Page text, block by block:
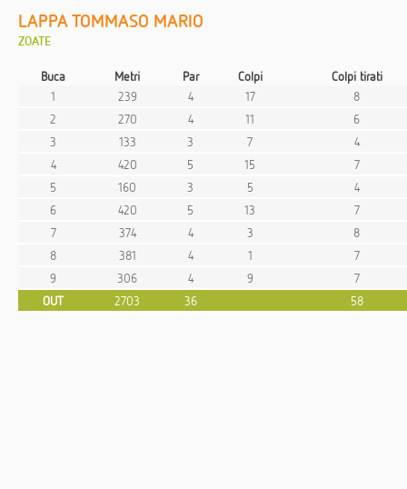
LAPPA TOMMASO MARIO
ZOATE
Buca Metri Par Colpi
Colpi tirati
1
239 4 17
8
2
270 4 11
6
3
133 3 7
4
4
420 5 15
7
5
160 3 5
4
6
420 5 13
7
7
374 4 3
8
8
381 4 1
7
9
306 4 9
7
OUT
2703 36 58